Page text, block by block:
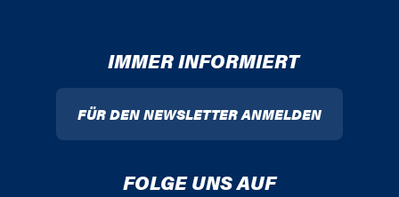
IMMER INFORMIERT
FÜR DEN NEWSLETTER ANMELDEN
FOLGE UNS AUF